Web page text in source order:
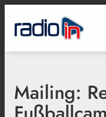
Mailing: